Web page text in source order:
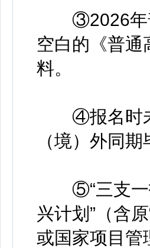
③2026年普
空白的《普通
料。
④报名时未
（境）外同
⑤“三支一扶
兴计划”（含
或国家项目管